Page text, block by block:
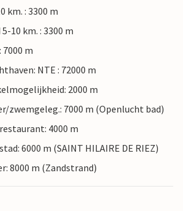
km. : 3300 m
10 km. : 3300 m
m
NTE : 72000 m
2000 m
zwemgeleg.: 7000 m (Openlucht bad)
4000 m
6000 m (SAINT HILAIRE DE RIEZ)
8000 m (Zandstrand)